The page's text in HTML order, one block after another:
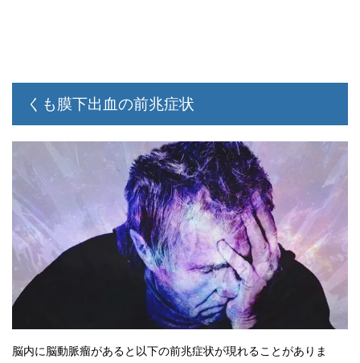
くも膜下出血の前兆症状
脳内に脳動脈瘤があると以下の前兆症状が現れることがありま